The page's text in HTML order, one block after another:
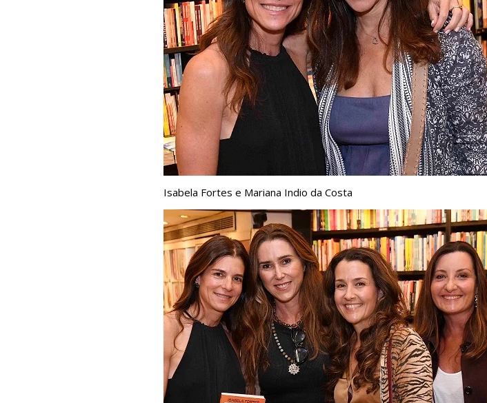
Isabela Fortes e Mariana Indio da Costa